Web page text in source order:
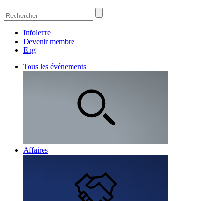
Infolettre
Devenir membre
Eng
Tous les événements
Affaires